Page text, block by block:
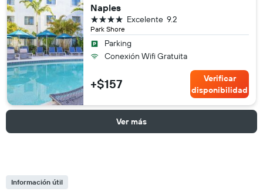
Naples
Park Shore
9.2
Excelente
4 estrellas
Parking
Conexión Wifi Gratuita
+$157
Verificar
disponibilidad
Ver más
Información útil